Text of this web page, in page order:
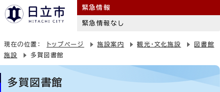
緊急情報
緊急情報なし
現在の位置： トップページ 施設案内 観光・文化施設
図書館
施設
多賀図書館
多賀図書館